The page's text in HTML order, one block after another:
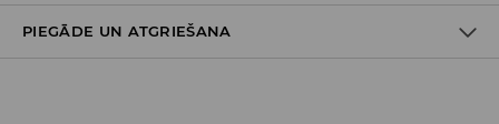
PIRMAIS MATERIĀLS: 78% POLIESTERIS, 18% VISKOZE, 4%
ELASTĀNS
PIEGĀDE UN ATGRIEŠANA